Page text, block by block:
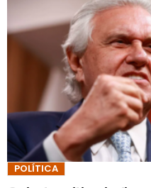
POLÍTICA